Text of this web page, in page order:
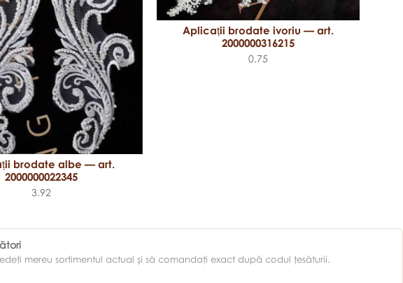
brodate albe — art.
2000000022345
3.92
Aplicații brodate ivoriu — art.
2000000316215
0.75
mereu sortimentul actual şi să comandaţi exact după codul ţesăturii.